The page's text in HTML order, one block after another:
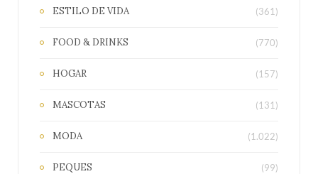
ESTILO DE VIDA (361)
FOOD & DRINKS (770)
HOGAR (157)
MASCOTAS (131)
MODA (1.022)
PEQUES (99)